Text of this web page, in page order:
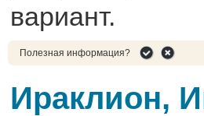
вариант.
Полезная информация?
Ираклион,